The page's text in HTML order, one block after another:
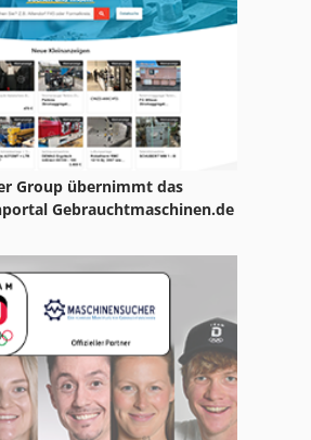
Group übernimmt das
Gebrauchtmaschinen.de